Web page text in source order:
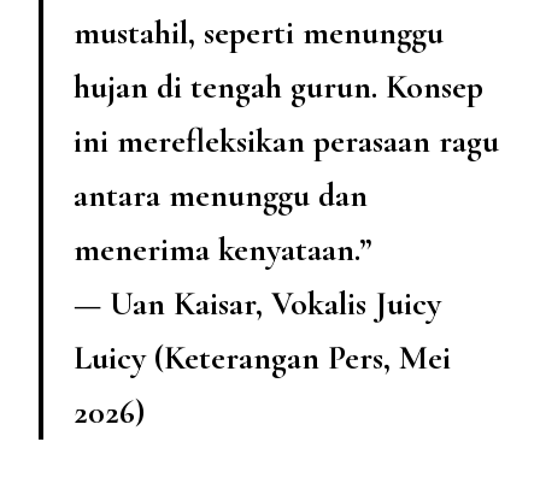
mustahil, seperti menunggu
hujan di tengah gurun. Konsep
ini merefleksikan perasaan ragu
antara menunggu dan
menerima kenyataan.”
— Uan Kaisar, Vokalis Juicy
Luicy (Keterangan Pers, Mei
2026)